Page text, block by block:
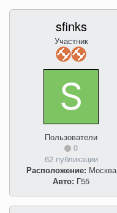
sfinks
Участник
Пользователи
0
62 публикации
Расположение:Москва
Авто: Г55